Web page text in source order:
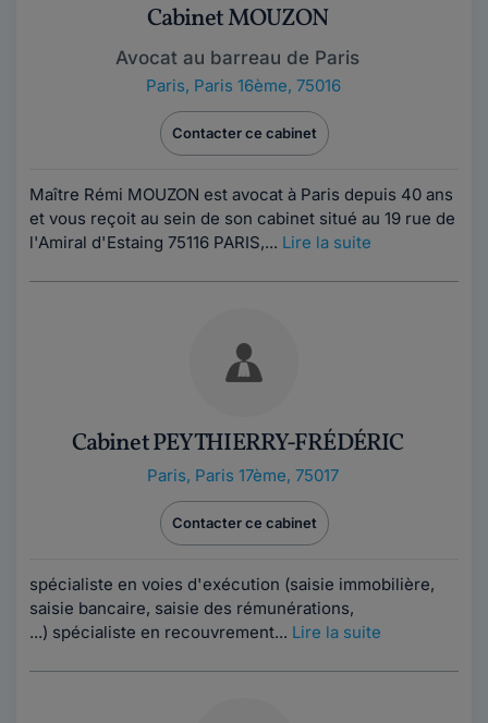
Cabinet MOUZON
Avocat au barreau de Paris
Paris, Paris 16ème, 75016
Contacter ce cabinet
Maître Rémi MOUZON est avocat à Paris depuis 40 ans
et vous reçoit au sein de son cabinet situé au 19 rue de
l'Amiral d'Estaing 75116 PARIS,... Lire la suite
Cabinet PEY THIERRY-FRÉDÉRIC
Paris, Paris 17ème, 75017
Contacter ce cabinet
spécialiste en voies d'exécution (saisie immobilière,
saisie bancaire, saisie des rémunérations,
...) spécialiste en recouvrement... Lire la suite